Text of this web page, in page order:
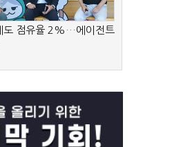
도 점유율 2%…에이전트